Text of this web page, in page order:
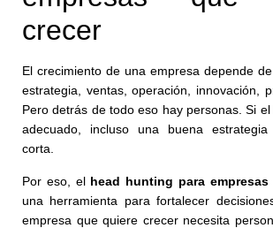
crecer
El crecimiento de una empresa depende
estrategia, ventas, operación, innovación,
Pero detrás de todo eso hay personas. Si
adecuado, incluso una buena
corta.
Por eso, el head hunting para empresas
una herramienta para fortalecer
empresa que quiere crecer necesita